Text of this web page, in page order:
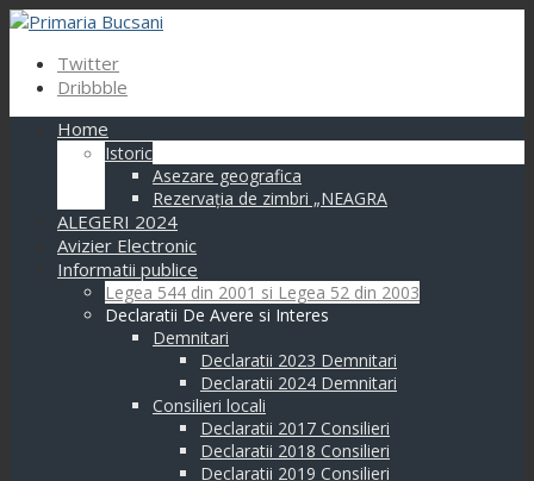
Twitter
Dribbble
Home
Istoric
Asezare geografica
Rezervația de zimbri „NEAGRA
ALEGERI 2024
Avizier Electronic
Informatii publice
Legea 544 din 2001 si Legea 52 din 2003
Declaratii De Avere si Interes
Demnitari
Declaratii 2023 Demnitari
Declaratii 2024 Demnitari
Consilieri locali
Declaratii 2017 Consilieri
Declaratii 2018 Consilieri
Declaratii 2019 Consilieri